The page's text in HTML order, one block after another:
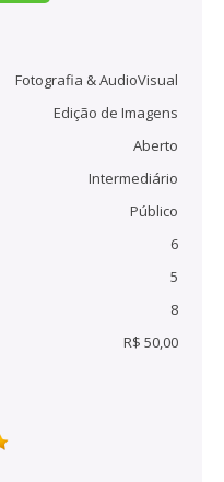
Fotografia & AudioVisual
Edição de Imagens
Aberto
Intermediário
Público
6
5
8
R$ 50,00